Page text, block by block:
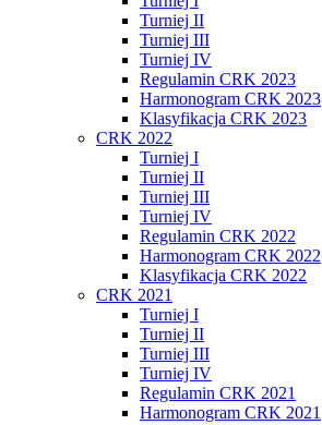
Turniej II
Turniej III
Turniej IV
Regulamin CRK 2023
Harmonogram CRK 2023
Klasyfikacja CRK 2023
CRK 2022
Turniej I
Turniej II
Turniej III
Turniej IV
Regulamin CRK 2022
Harmonogram CRK 2022
Klasyfikacja CRK 2022
CRK 2021
Turniej I
Turniej II
Turniej III
Turniej IV
Regulamin CRK 2021
Harmonogram CRK 2021